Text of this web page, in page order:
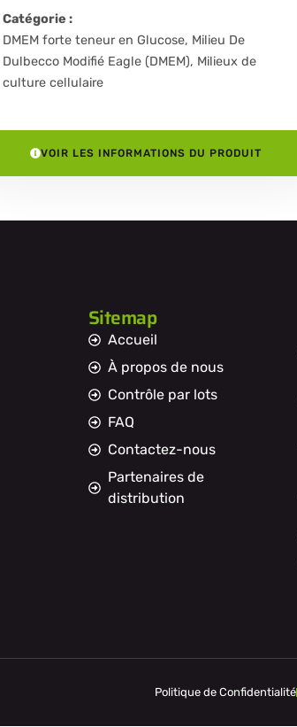
Catégorie :
DMEM forte teneur en Glucose, Milieu De
Dulbecco Modifié Eagle (DMEM), Milieux de
culture cellulaire
VOIR LES INFORMATIONS DU PRODUIT
Sitemap
Accueil
À propos de nous
Contrôle par lots
FAQ
Contactez-nous
Partenaires de
distribution
Politique de Confidentialité